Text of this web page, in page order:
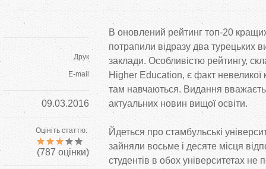
Друк
E-mail
09.03.2016
Оцініть статтю:
(787 оцінки)
В оновлений рейтинг топ-20 кращих
потрапили відразу два турецьких
заклади. Особливістю рейтингу,
Higher Education, є факт невеликої
там навчаються. Видання
актуальних новин вищої освіти.
Йдеться про стамбульські
зайняли восьме і десяте місця
студентів в обох університетах не